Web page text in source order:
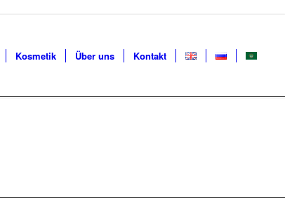
Kosmetik Über uns Kontakt